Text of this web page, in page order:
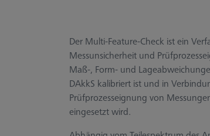
Der Multi-Feature-Check ist ein
Messunsicherheit und
Maß-, Form- und
DAkkS kalibriert ist und in
Prüfprozesseignung von
eingesetzt wird.